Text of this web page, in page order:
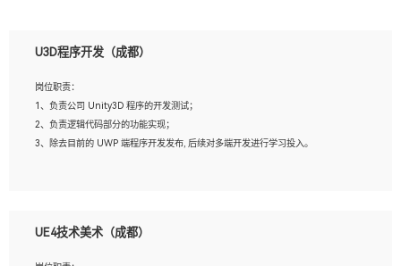
U3D程序开发（成都）
岗位职责：
1、负责公司 Unity3D 程序的开发测试；
2、负责逻辑代码部分的功能实现；
3、除去目前的 UWP 端程序开发发布, 后续对多端开发进行学习投入。
2、熟练掌握 Unity3D 程序开发，精通 C# 语言开发；
UE4技术美术（成都）